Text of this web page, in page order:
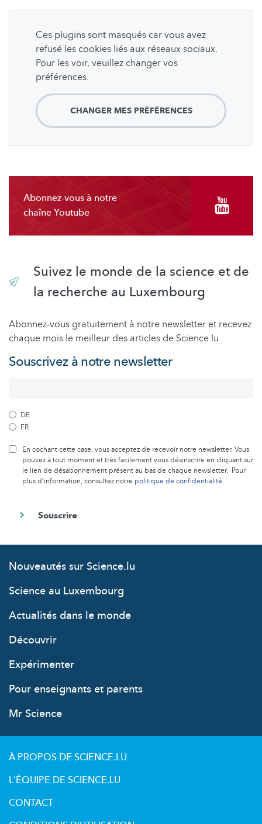
Ces plugins sont masqués car vous avez
refusé les cookies liés aux réseaux sociaux.
Pour les voir, veuillez changer vos
préférences.
CHANGER MES PRÉFÉRENCES
Abonnez-vous à notre
chaîne Youtube
Suivez le monde de la science et de
la recherche au Luxembourg
Abonnez-vous gratuitement à notre newsletter et recevez
chaque mois le meilleur des articles de Science.lu
Souscrivez à notre newsletter
DE
FR
En cochant cette case, vous acceptez de recevoir notre newsletter. Vous
pouvez à tout moment et très facilement vous désinscrire en cliquant sur
le lien de désabonnement présent au bas de chaque newsletter. Pour
plus d’information, consultez notre politique de confidentialité.
Nouveautés sur Science.lu
Science au Luxembourg
Actualités dans le monde
Découvrir
Expérimenter
Pour enseignants et parents
Mr Science
À PROPOS DE SCIENCE.LU
L'ÉQUIPE DE SCIENCE.LU
CONTACT